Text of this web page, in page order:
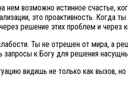
возможно истинное счастье,
это проактивность.
решение этих проблем и
Ты не отрешен от мира, а
к Богу для решения
видишь не только как вызов,